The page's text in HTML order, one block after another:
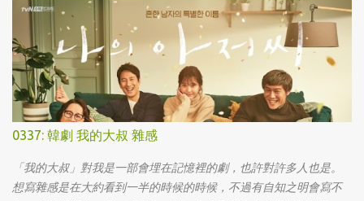
這一塊吧... 可惜大一畫了一個學期的蛋之後，我就知道我在這一塊應
該是沒啥天份的XD
0337: 韓劇 我的大叔 雜感
「我的大叔」對我是一部會埋在記憶裡的劇，也許對許多人也是。
想寫雜感是在大約看到一半的時候的時候，不過有自知之明會寫不